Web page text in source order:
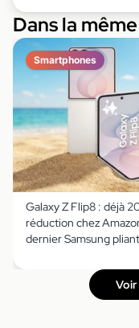
Dans la
Smartphones
Galaxy Z Flip8 : déjà
réduction chez
dernier Samsung